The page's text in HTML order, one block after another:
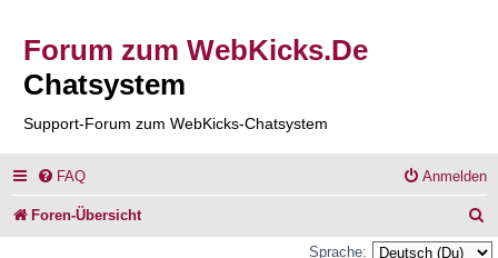
Forum zum WebKicks.De
Chatsystem
Support-Forum zum WebKicks-Chatsystem
FAQ Anmelden
Foren-Übersicht
u
Sprache: